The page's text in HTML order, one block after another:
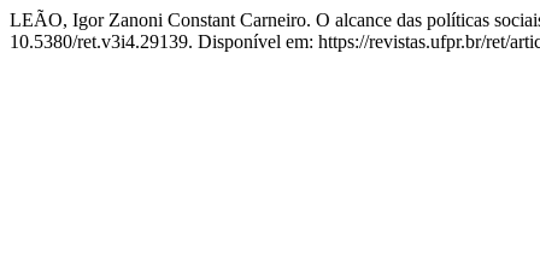
LEÃO, Igor Zanoni Constant Carneiro. O alcance das políticas
10.5380/ret.v3i4.29139. Disponível em: https://revistas.ufpr.br/ret/